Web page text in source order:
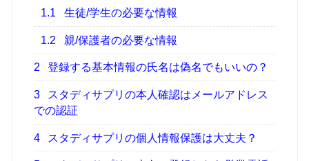
1.1 生徒/学生の必要な情報
1.2 親/保護者の必要な情報
2 登録する基本情報の氏名は偽名でもいいの？
3
スタディサプリの本人確認はメールアドレス
での認証
4 スタディサプリの個人情報保護は大丈夫？